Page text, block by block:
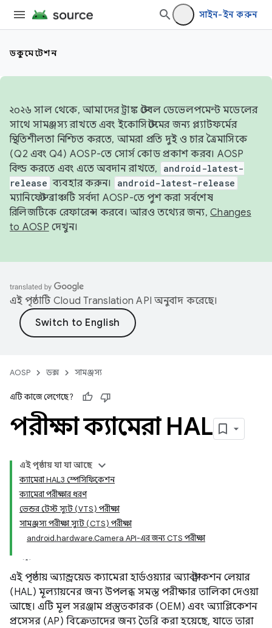
সাইন-ইন করুন
ডকুমেন্টেশন
২০২৬ সাল থেকে, আমাদের ট্রাঙ্ক স্টেবল ডেভেলপমেন্ট মডেলের
সাথে সামঞ্জস্য রাখতে এবং ইকোসিস্টেমের জন্য প্ল্যাটফর্মের
স্থিতিশীলতা নিশ্চিত করতে, আমরা প্রতি দুই ও চার ত্রৈমাসিকে
(Q2 এবং Q4) AOSP-তে সোর্স কোড প্রকাশ করব। AOSP
বিল্ড করতে এবং এতে অবদান রাখতে,
android-latest-
release ব্যবহার করুন। android-latest-release
ম্যানিফেস্ট ব্রাঞ্চটি সর্বদা AOSP-তে পুশ করা সর্বশেষ
রিলিজটিকে রেফারেন্স করবে। আরও তথ্যের জন্য, Changes
to AOSP দেখুন।
এই পৃষ্ঠাটি Cloud Translation API অনুবাদ করেছে।
AOSP ডক্স সামঞ্জস্য
এটি কাজে লেগেছে?
পরীক্ষা ক্যামেরা HAL
এই পৃষ্ঠায় যা যা আছে
ক্যামেরা HAL3 স্পেসিফিকেশন
ক্যামেরা পরীক্ষার ধরণ
ভেন্ডর টেস্ট স্যুট (VTS) পরীক্ষা
সামঞ্জস্য পরীক্ষা স্যুট (CTS) পরীক্ষা
android.hardware.Camera API-এর জন্য CTS পরীক্ষা
এই পৃষ্ঠায় অ্যান্ড্রয়েড ক্যামেরা হার্ডওয়্যার অ্যাবস্ট্রাকশন লেয়ার
(HAL) মূল্যায়নের জন্য উপলব্ধ সমস্ত পরীক্ষার তালিকা দেওয়া
আছে। এটি মূল সরঞ্জাম প্রস্তুতকারক (OEM) এবং অ্যাপ্লিকেশন
প্রসেসর (AP) বিক্রেতাদের জন্য তৈরি করা হয়েছে, যাতে তারা